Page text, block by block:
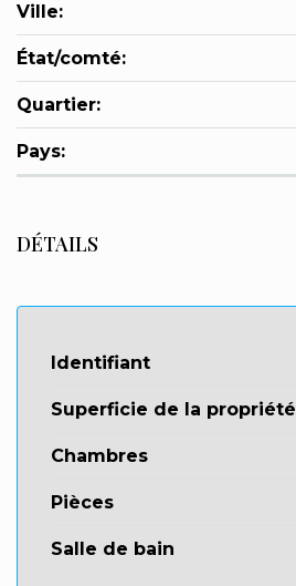
Ville:
État/comté:
Quartier:
Pays:
DÉTAILS
Identifiant
Superficie de la propriété
Chambres
Pièces
Salle de bain